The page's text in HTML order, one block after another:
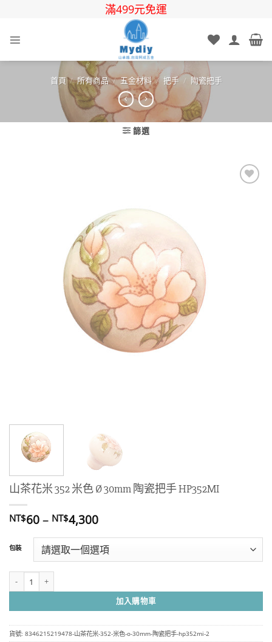
滿499元免運
首頁 / 所有商品 / 五金材料 / 把手 / 陶瓷把手
篩選
山茶花米 352 米色 Ø 30mm 陶瓷把手 HP352MI
NT$60– NT$4,300價
範
圍：
NT$60
NT$4,300
包裝
加入購物車
貨號: 8346215219478-山茶花米-352-米色-o-30mm-陶瓷把手-hp352mi-2